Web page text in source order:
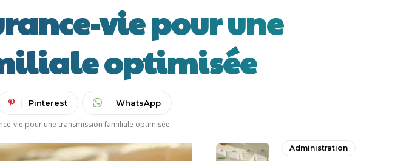
vie pour une
optimisée
Pinterest WhatsApp
vie pour une transmission familiale optimisée
Administration